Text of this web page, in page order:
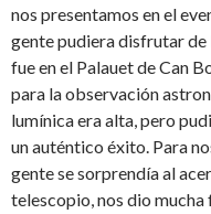
nos presentamos en el
gente pudiera disfrutar de
fue en el Palauet de Can
para la observación
lumínica era alta, pero
un auténtico éxito. Para
gente se sorprendía al
telescopio, nos dio mucha